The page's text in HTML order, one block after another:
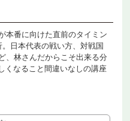
本番に向けた直前のタイミン
日本代表の戦い方、対戦国
、林さんだからこそ出来る分
くなること間違いなしの講座